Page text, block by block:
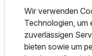
Doppelzimmer
2 Erwachsene
nun über 122
Superior- und Deluxe-
eine
eine Sitzecke sowie
Wir verwenden
Technologien, um
zuverlässigen
bieten sowie um